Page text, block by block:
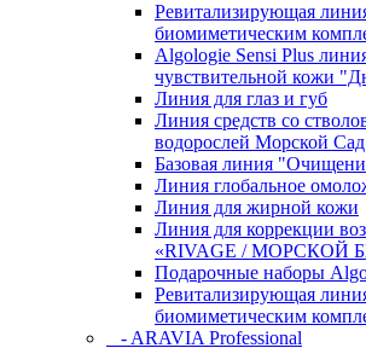
Ревитализирующая
биомиметическим
Algologie Sensi Plus
чувcтвительной кожи
Линия для глаз и губ
Линия средств со
водорослей Морской
Базовая линия
Линия глобальное
Линия для жирной кожи
Линия для коррекции
«RIVAGE / МОРСКОЙ
Подарочные наборы
Ревитализирующая
биомиметическим
- ARAVIA Professional